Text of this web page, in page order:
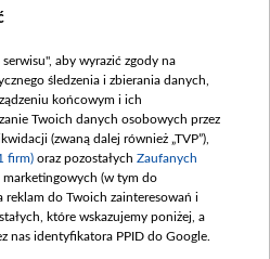
wewnętrznych
aby wyrazić zgody na
śledzenia i zbierania danych,
końcowym i ich
Twoich danych osobowych przez
(zwaną dalej również „TVP”),
firm) oraz pozostałych Zaufanych
marketingowych (w tym do
do Twoich zainteresowań i
które wskazujemy poniżej, a
nas identyfikatora PPID do Google.